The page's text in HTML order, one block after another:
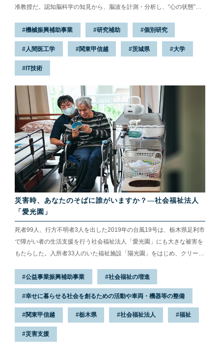
准教授だ。認知脳科学の知見から、脳波を計測・分析し、“心の状態”を
えることができるのか。2021年8月、大学を訪れ、研究の最前線を聞い
た。
機械振興補助事業 研究補助 個別研究
人間医工学 関東甲信越 茨城県 大学
IT技術
災害時、あなたのそばに誰がいますか？—社会福祉法人
「愛光園」
死者99人、行方不明者3人を出した2019年の台風19号は、栃木県足利市
で障がい者の生活支援を行う社会福祉法人「愛光園」にも大きな被害を
もたらした。入所者33人のいた福祉施設「陽光園」をはじめ、クリーニ
るなど、総被害額は1億8千万円にも上った。あれから1年。迅速な復旧
の裏には、愛光園が積み重ねてきた“支え合い”があったという。2020年
9月、復旧を終えた陽光園を訪ねた。
公益事業振興補助事業 社会福祉の増進
幸せに暮らせる社会を創るための活動や車両・機器等の整備
関東甲信越 栃木県 社会福祉法人 福祉
災害支援